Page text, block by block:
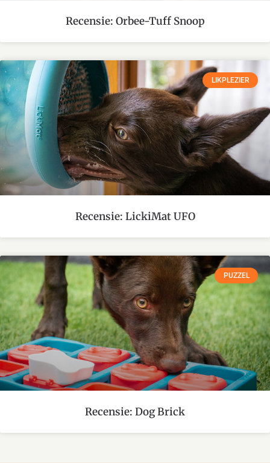
Recensie: Orbee-Tuff Snoop
LIKPLEZIER
Recensie: LickiMat UFO
PUZZEL
Recensie: Dog Brick